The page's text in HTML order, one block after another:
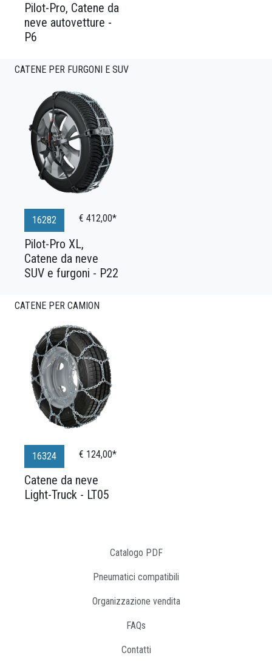
Pilot-Pro, Catene da
neve autovetture -
P6
CATENE PER FURGONI E SUV
16282 € 412,00*
Pilot-Pro XL,
Catene da neve
SUV e furgoni - P22
CATENE PER CAMION
16324 € 124,00*
Catene da neve
Light-Truck - LT05
Catalogo PDF
Pneumatici compatibili
Organizzazione vendita
FAQs
Contatti